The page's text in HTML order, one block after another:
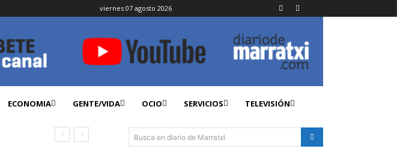
viernes 07 agosto 2026
ECONOMIA GENTE/VIDA OCIO SERVICIOS TELEVISIÓN
Busca en diario de Marratxí